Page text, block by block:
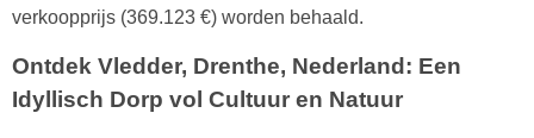
verkoopprijs (369.123 €) worden behaald.
Ontdek Vledder, Drenthe, Nederland: Een
Idyllisch Dorp vol Cultuur en Natuur